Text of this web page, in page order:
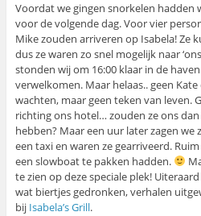
Voordat we gingen snorkelen hadden
voor de volgende dag. Voor vier
Mike zouden arriveren op Isabela! Ze
dus ze waren zo snel mogelijk naar
stonden wij om 16:00 klaar in de
verwelkomen. Maar helaas.. geen
wachten, maar geen teken van leven.
richting ons hotel… zouden ze ons
hebben? Maar een uur later zagen
een taxi en waren ze gearriveerd.
een slowboat te pakken hadden.
te zien op deze speciale plek!
wat biertjes gedronken, verhalen
bij Isabela’s Grill.